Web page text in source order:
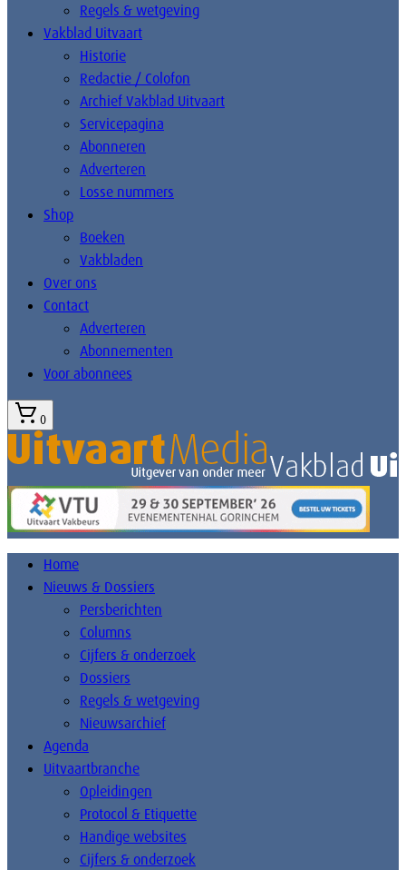
Regels & wetgeving
Vakblad Uitvaart
Historie
Redactie / Colofon
Archief Vakblad Uitvaart
Servicepagina
Abonneren
Adverteren
Losse nummers
Shop
Boeken
Vakbladen
Over ons
Contact
Adverteren
Abonnementen
Voor abonnees
0
Home
Nieuws & Dossiers
Persberichten
Columns
Cijfers & onderzoek
Dossiers
Regels & wetgeving
Nieuwsarchief
Agenda
Uitvaartbranche
Opleidingen
Protocol & Etiquette
Handige websites
Cijfers & onderzoek